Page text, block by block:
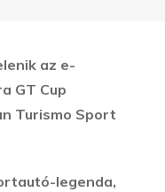
az e-
GT Cup
Turismo Sport
legenda,